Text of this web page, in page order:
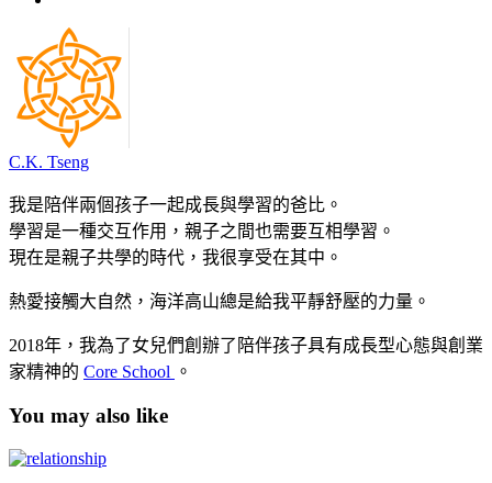
C.K. Tseng
我是陪伴兩個孩子一起成長與學習的爸比。
學習是一種交互作用，親子之間也需要互相學習。
現在是親子共學的時代，我很享受在其中。
熱愛接觸大自然，海洋高山總是給我平靜舒壓的力量。
2018年，我為了女兒們創辦了陪伴孩子具有成長型心態與創業
家精神的 Core School 。
You may also like